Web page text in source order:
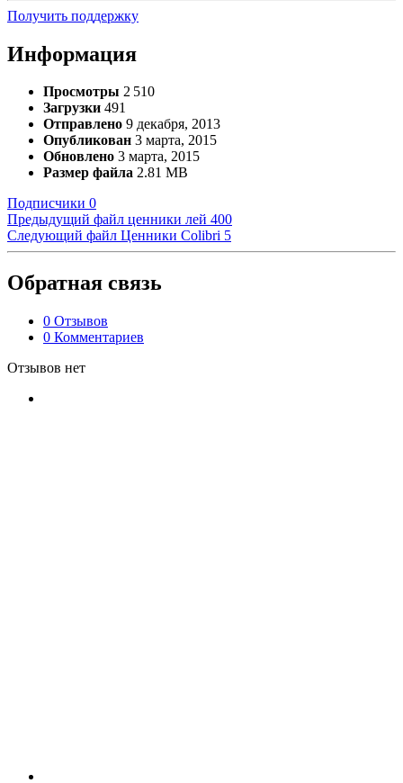
Получить поддержку
Информация
Просмотры 2 510
Загрузки 491
Отправлено 9 декабря, 2013
Опубликован 3 марта, 2015
Обновлено 3 марта, 2015
Размер файла 2.81 MB
Подписчики 0
Предыдущий файл ценники лей 400
Следующий файл Ценники Colibri 5
Обратная связь
0 Отзывов
0 Комментариев
Отзывов нет